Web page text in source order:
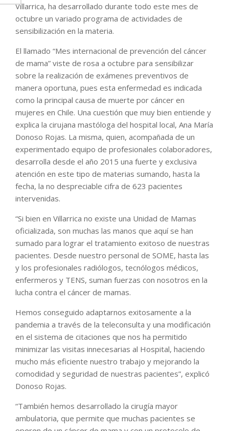
Villarrica, ha desarrollado durante todo este mes de
octubre un variado programa de actividades de
sensibilización en la materia.
El llamado “Mes internacional de prevención del cáncer
de mama” viste de rosa a octubre para sensibilizar
sobre la realización de exámenes preventivos de
manera oportuna, pues esta enfermedad es indicada
como la principal causa de muerte por cáncer en
mujeres en Chile. Una cuestión que muy bien entiende y
explica la cirujana mastóloga del hospital local, Ana María
Donoso Rojas. La misma, quien, acompañada de un
experimentado equipo de profesionales colaboradores,
desarrolla desde el año 2015 una fuerte y exclusiva
atención en este tipo de materias sumando, hasta la
fecha, la no despreciable cifra de 623 pacientes
intervenidas.
“Si bien en Villarrica no existe una Unidad de Mamas
oficializada, son muchas las manos que aquí se han
sumado para lograr el tratamiento exitoso de nuestras
pacientes. Desde nuestro personal de SOME, hasta las
y los profesionales radiólogos, tecnólogos médicos,
enfermeros y TENS, suman fuerzas con nosotros en la
lucha contra el cáncer de mamas.
Hemos conseguido adaptarnos exitosamente a la
pandemia a través de la teleconsulta y una modificación
en el sistema de citaciones que nos ha permitido
minimizar las visitas innecesarias al Hospital, haciendo
mucho más eficiente nuestro trabajo y mejorando la
comodidad y seguridad de nuestras pacientes”, explicó
Donoso Rojas.
“También hemos desarrollado la cirugía mayor
ambulatoria, que permite que muchas pacientes se